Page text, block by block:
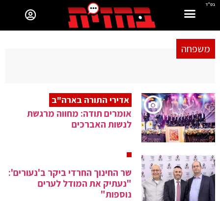
בס"ד
משפחה
אדירי התורה בארה"ב
אומרים תודה: מחווה מרגשת
לנשות האברכים
שר החינוך החרדי ביקר ב'נעורים':
"נעתיק את המודל לערים
נוספות"